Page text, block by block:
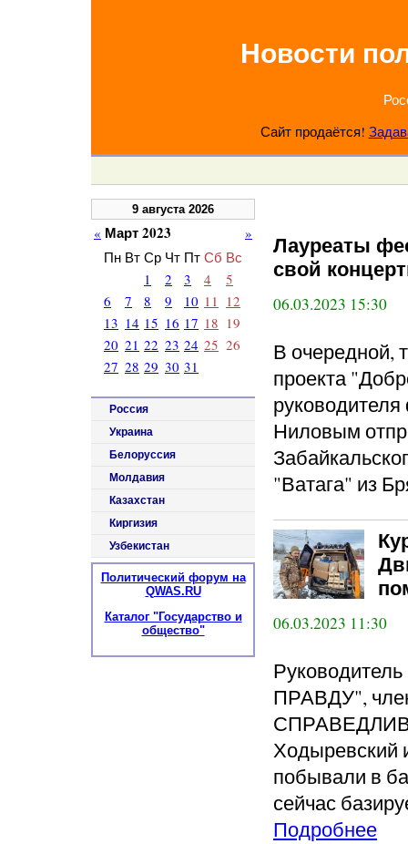
Новости
Сайт продаётся!
Лауреаты
свой
06.03.2023 15:30
В очередной,
проекта
Ниловым
"Ватага" из
06.03.2023 11:30
ПРАВДУ",
Ходыревский
побывали в
сейчас
Подробнее
9 августа 2026
« Март 2023
»
Пн Вт Ср Чт Пт Сб Вс
1
2 3 4
5
6
7 8 9 10 11 12
13 14 15 16 17 18 19
20 21 22 23 24 25 26
27 28 29 30 31
Россия
Украина
Белоруссия
Молдавия
Казахстан
Киргизия
Узбекистан
Политический форум на
QWAS.RU
Каталог "Государство и
общество"